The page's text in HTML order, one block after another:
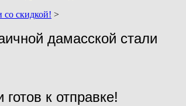
скидкой! >
дамасской стали
к отправке!